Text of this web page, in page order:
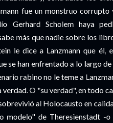
fue un monstruo
Gerhard Scholem haya
más que nadie sobre los
le dice a Lanzmann que él,
se han enfrentado a lo largo
rabino no le teme a
O "su verdad", en todo
al Holocausto en
modelo" de Theresienstadt -